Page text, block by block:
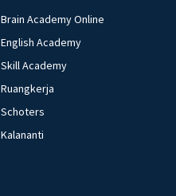
Brain Academy Online
English Academy
Skill Academy
Ruangkerja
Schoters
Kalananti